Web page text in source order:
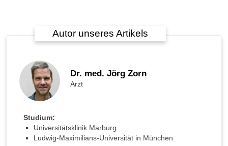
Autor unseres Artikels
Dr. med. Jörg Zorn
Arzt
Studium:
Universitätsklinik Marburg
Ludwig-Maximilians-Universität in München